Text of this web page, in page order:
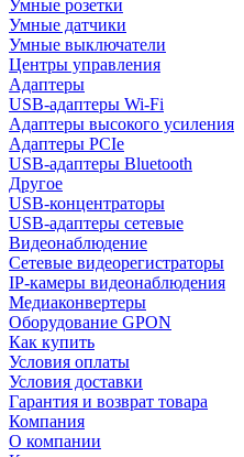
Умные розетки
Умные датчики
Умные выключатели
Центры управления
Адаптеры
USB-адаптеры Wi-Fi
Адаптеры высокого усиления
Адаптеры PCIe
USB-адаптеры Bluetooth
Другое
USB-концентраторы
USB-адаптеры сетевые
Видеонаблюдение
Сетевые видеорегистраторы
IP-камеры видеонаблюдения
Медиаконвертеры
Оборудование GPON
Как купить
Условия оплаты
Условия доставки
Гарантия и возврат товара
Компания
О компании